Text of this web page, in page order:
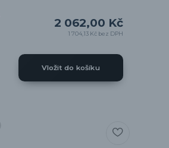
2 062,00 Kč
1 704,13 Kč bez DPH
Vložit do košíku